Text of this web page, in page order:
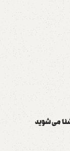
می شوید